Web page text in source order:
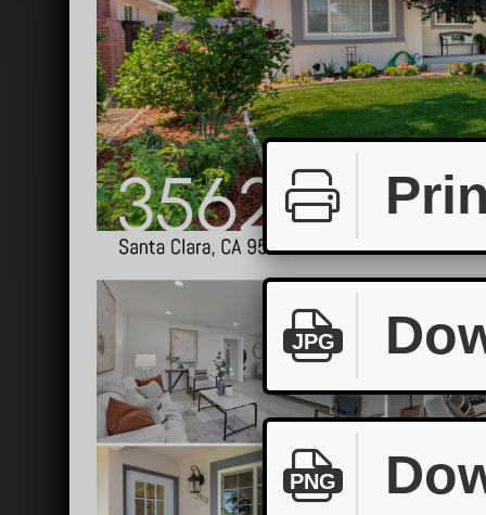
JPG
PNG